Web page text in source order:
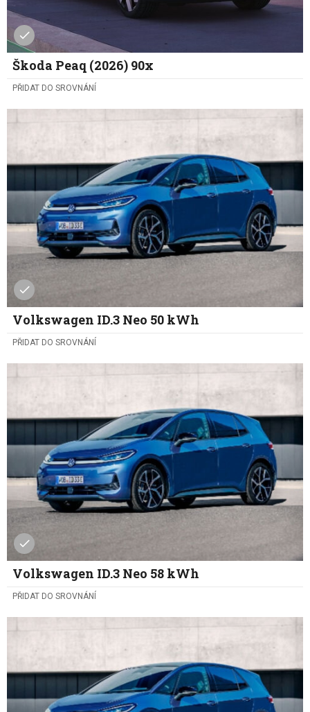
Škoda Peaq (2026) 90x
PŘIDAT DO SROVNÁNÍ
Volkswagen ID.3 Neo 50 kWh
PŘIDAT DO SROVNÁNÍ
Volkswagen ID.3 Neo 58 kWh
PŘIDAT DO SROVNÁNÍ